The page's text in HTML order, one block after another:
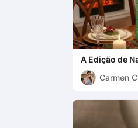
A Edição de
Carmen